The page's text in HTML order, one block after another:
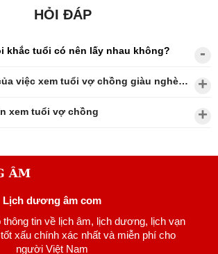
HỎI ĐÁP
khắc tuổi có nên lấy nhau không?
Câu hỏi: Ý nghĩa của việc xem tuổi vợ chồng giàu nghèo?
xem tuổi vợ chồng
Lịch dương âm com
thông tin về lịch âm, lịch dương, lịch vạn
xấu chính xác nhất và miễn phí cho
người Việt Nam